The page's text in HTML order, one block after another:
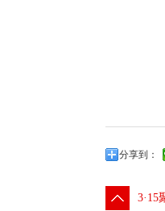
分享到：
3·15